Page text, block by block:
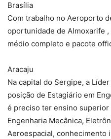
Brasília
Com trabalho no Aeroporto
oportunidade de Almoxarife
médio completo e pacote
Aracaju
Na capital do Sergipe, a
posição de Estagiário em
é preciso ter ensino superior
Engenharia Mecânica,
Aeroespacial, conhecimento